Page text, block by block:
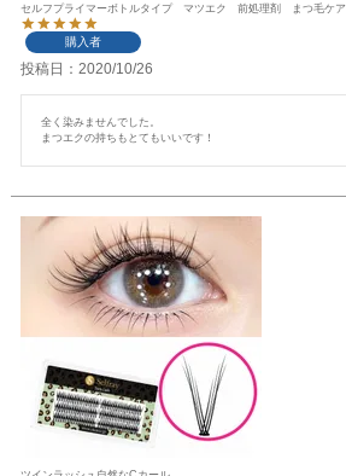
セルフプライマーボトルタイプ マツエク 前処理剤 まつ毛ケア
購入者
投稿日 2020/10/26
全く染みませんでした。
まつエクの持ちもとてもいいです！